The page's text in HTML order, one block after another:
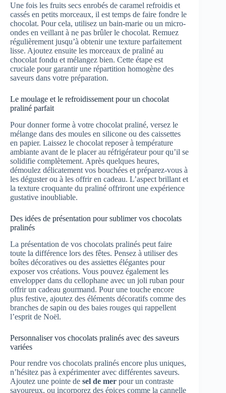
Une fois les fruits secs enrobés de caramel refroidis et
cassés en petits morceaux, il est temps de faire fondre le
chocolat. Pour cela, utilisez un bain-marie ou un micro-
ondes en veillant à ne pas brûler le chocolat. Remuez
régulièrement jusqu’à obtenir une texture parfaitement
lisse. Ajoutez ensuite les morceaux de praliné au
chocolat fondu et mélangez bien. Cette étape est
cruciale pour garantir une répartition homogène des
saveurs dans votre préparation.
Le moulage et le refroidissement pour un chocolat
praliné parfait
Pour donner forme à votre chocolat praliné, versez le
mélange dans des moules en silicone ou des caissettes
en papier. Laissez le chocolat reposer à température
ambiante avant de le placer au réfrigérateur pour qu’il se
solidifie complètement. Après quelques heures,
démoulez délicatement vos bouchées et préparez-vous à
les déguster ou à les offrir en cadeau. L’aspect brillant et
la texture croquante du praliné offriront une expérience
gustative inoubliable.
Des idées de présentation pour sublimer vos chocolats
pralinés
La présentation de vos chocolats pralinés peut faire
toute la différence lors des fêtes. Pensez à utiliser des
boîtes décoratives ou des assiettes élégantes pour
exposer vos créations. Vous pouvez également les
envelopper dans du cellophane avec un joli ruban pour
offrir un cadeau gourmand. Pour une touche encore
plus festive, ajoutez des éléments décoratifs comme des
branches de sapin ou des baies rouges qui rappellent
l’esprit de Noël.
Personnaliser vos chocolats pralinés avec des saveurs
variées
Pour rendre vos chocolats pralinés encore plus uniques,
n’hésitez pas à expérimenter avec différentes saveurs.
Ajoutez une pointe de sel de mer pour un contraste
savoureux, ou incorporez des épices comme la cannelle